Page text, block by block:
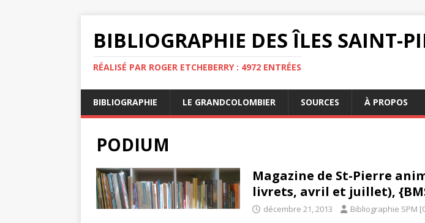
BIBLIOGRAPHIE DES ÎLES SAINT-
RÉALISÉ PAR ROGER ETCHEBERRY : 4972 ENTRÉES
BIBLIOGRAPHIE LE GRANDCOLOMBIER SOURCES À PROPOS
PODIUM
Magazine de St-Pierre
livrets, avril et juillet),
décembre 21, 2013 Bibliographie SPM